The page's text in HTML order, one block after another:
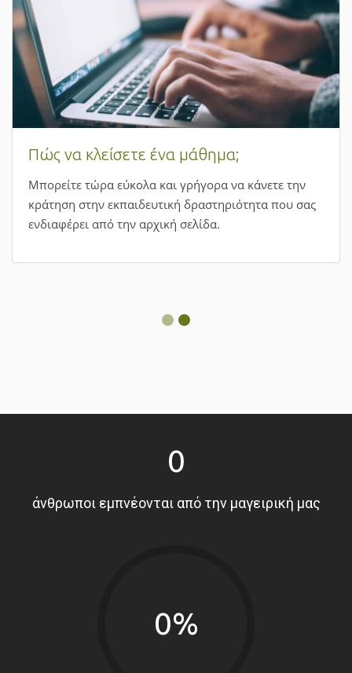
Πώς να κλείσετε ένα μάθημα;
Μπορείτε τώρα εύκολα και γρήγορα να κάνετε την
κράτηση στην εκπαιδευτική δραστηριότητα που σας
ενδιαφέρει από την αρχική σελίδα.
0
άνθρωποι εμπνέονται από την μαγειρική μας
0%